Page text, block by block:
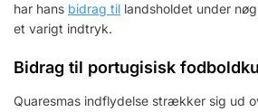
har hans bidrag til landsholdet under
et varigt indtryk.
Bidrag til portugisisk
Quaresmas indflydelse strækker sig ud